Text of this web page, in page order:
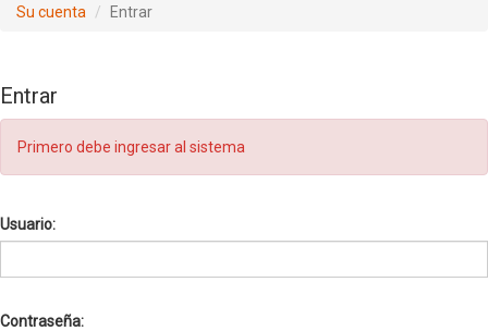
Su cuenta Entrar
Entrar
Primero debe ingresar al sistema
Usuario:
Contraseña: